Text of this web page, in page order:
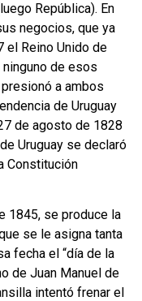
República). En
negocios, que ya
el Reino Unido de
ninguno de esos
a ambos
de Uruguay
de agosto de 1828
Uruguay se declaró
Constitución
1845, se produce la
se le asigna tanta
fecha el “día de la
de Juan Manuel de
intentó frenar el